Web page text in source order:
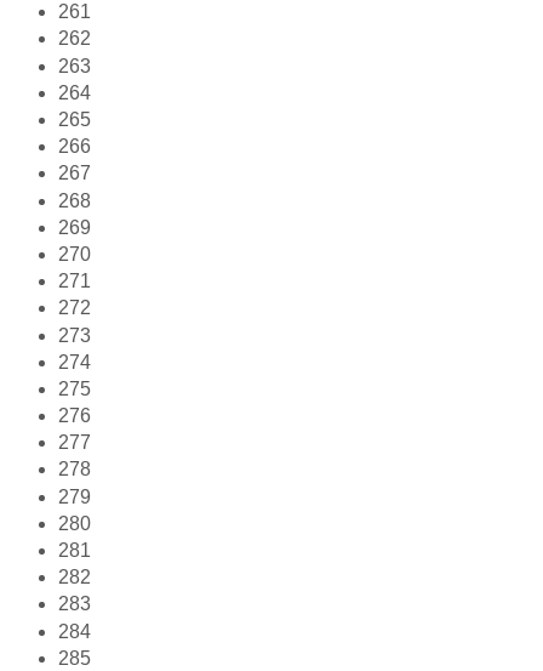
261
262
263
264
265
266
267
268
269
270
271
272
273
274
275
276
277
278
279
280
281
282
283
284
285